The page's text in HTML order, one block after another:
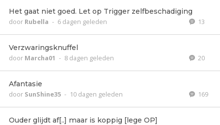
Het gaat niet goed. Let op Trigger zelfbeschadiging
door Rubella - 6 dagen geleden 13
Verzwaringsknuffel
door Marcha01 - 8 dagen geleden 20
Afantasie
door SunShine35 - 10 dagen geleden 169
Ouder glijdt af[..] maar is koppig [lege OP]